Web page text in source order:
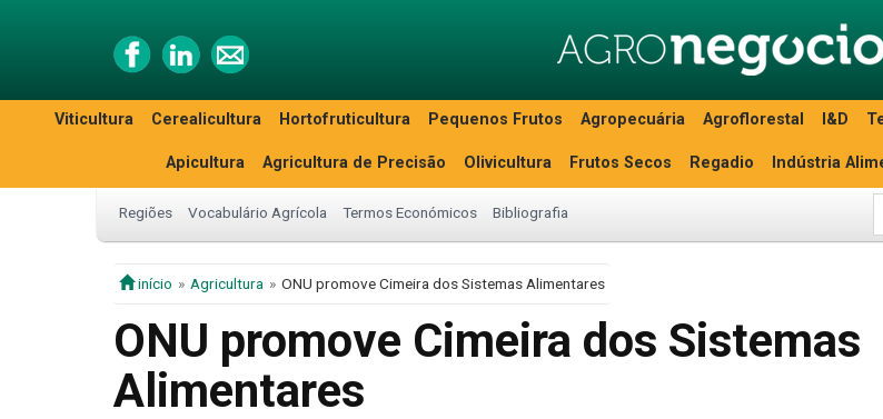
Viticultura Cerealicultura Hortofruticultura Pequenos Frutos Agropecuária Agroflorestal I&D
Apicultura Agricultura de Precisão Olivicultura Frutos Secos Regadio Indústria
Regiões Vocabulário Agrícola Termos Económicos Bibliografia
início Agricultura ONU promove Cimeira dos Sistemas Alimentares
ONU promove Cimeira dos Sistemas
Alimentares